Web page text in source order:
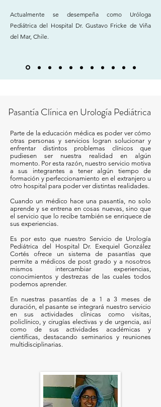
Actualmente se desempeña como Uróloga
Pediátrica del Hospital Dr. Gustavo Fricke de Viña
del Mar, Chile.
Pasantía Clínica en Urología Pediátrica
Parte de la educación médica es poder ver cómo
otras personas y servicios logran solucionar y
enfrentar distintos problemas clínicos que
pudiesen ser nuestra realidad en algún
momento. Por esta razón, nuestro servicio motiva
a sus integrantes a tener algún tiempo de
formación y perfeccionamiento en el extranjero u
otro hospital para poder ver distintas realidades.
Cuando un médico hace una pasantía, no solo
aprende y se entrena en cosas nuevas, sino que
el servicio que lo recibe también se enriquece de
sus experiencias.
Es por esto que nuestro Servicio de Urología
Pediátrica del Hospital Dr. Exequiel González
Cortés ofrece un sistema de pasantías que
permite a médicos de post grado y a nosotros
mismos intercambiar experiencias,
conocimientos y destrezas de las cuales todos
podemos aprender.
En nuestras pasantías de a 1 a 3 meses de
duración, el pasante se integrará nuestro servicio
en sus actividades clínicas como visitas,
policlínico, y cirugías electivas y de urgencia, así
como de sus actividades académicas y
científicas, destacando seminarios y reuniones
multidisciplinarias.